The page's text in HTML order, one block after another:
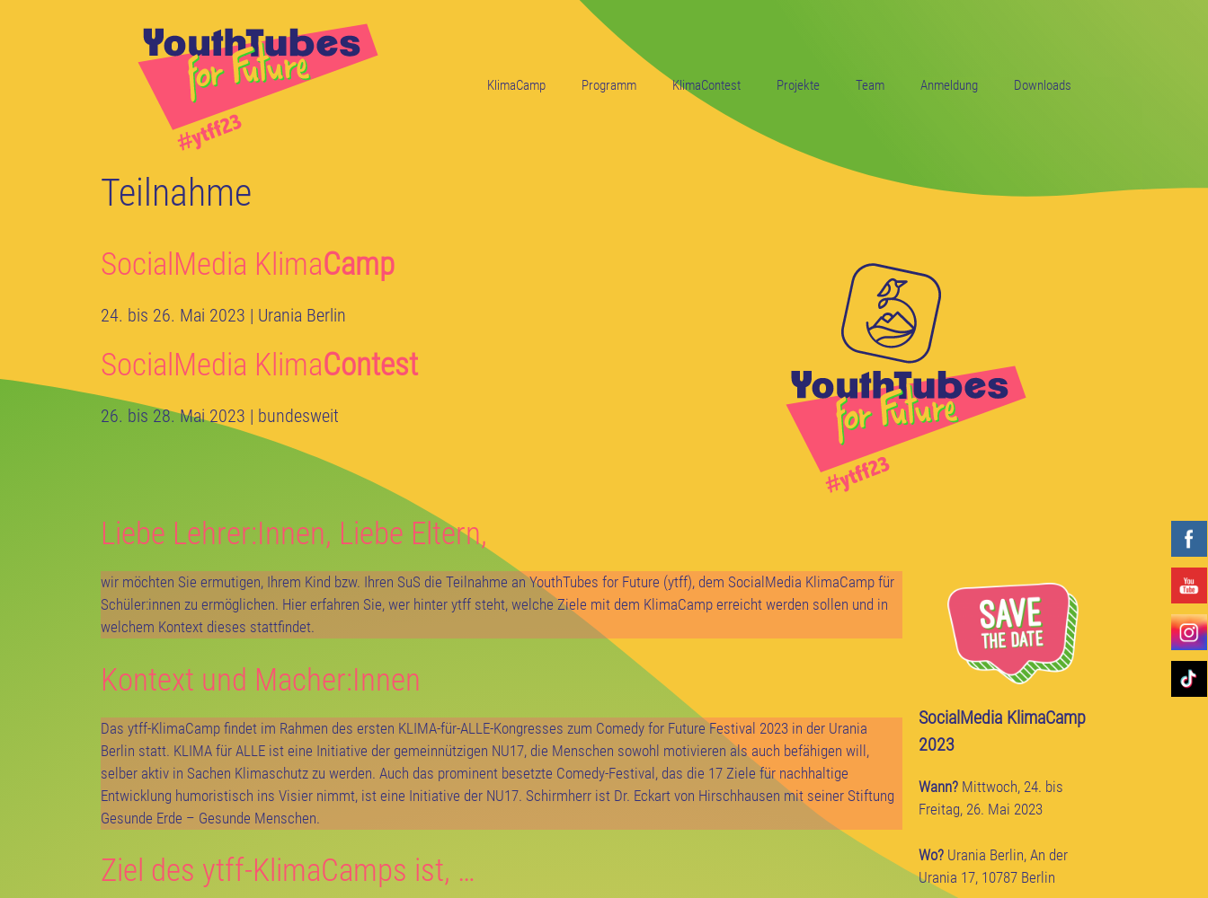
KlimaCamp Programm KlimaContest Projekte Team Anmeldung Downloads
Teilnahme
SocialMedia KlimaCamp
24. bis 26. Mai 2023 | Urania Berlin
SocialMedia KlimaContest
26. bis 28. Mai 2023 | bundesweit
Liebe Lehrer:Innen, Liebe Eltern,
wir möchten Sie ermutigen, Ihrem Kind bzw. Ihren SuS die Teilnahme an YouthTubes for Future (ytff), dem SocialMedia KlimaCamp für
Schüler:innen zu ermöglichen. Hier erfahren Sie, wer hinter ytff steht, welche Ziele mit dem KlimaCamp erreicht werden sollen und in
welchem Kontext dieses stattfindet.
Kontext und Macher:Innen
Das ytff-KlimaCamp findet im Rahmen des ersten KLIMA-für-ALLE-Kongresses zum Comedy for Future Festival 2023 in der Urania
Berlin statt. KLIMA für ALLE ist eine Initiative der gemeinnützigen NU17, die Menschen sowohl motivieren als auch befähigen will,
selber aktiv in Sachen Klimaschutz zu werden. Auch das prominent besetzte Comedy-Festival, das die 17 Ziele für nachhaltige
Entwicklung humoristisch ins Visier nimmt, ist eine Initiative der NU17. Schirmherr ist Dr. Eckart von Hirschhausen mit seiner Stiftung
Gesunde Erde – Gesunde Menschen.
Ziel des ytff-KlimaCamps ist, …
SocialMedia KlimaCamp
2023
Wann? Mittwoch, 24. bis
Freitag, 26. Mai 2023
Wo? Urania Berlin, An der
Urania 17, 10787 Berlin